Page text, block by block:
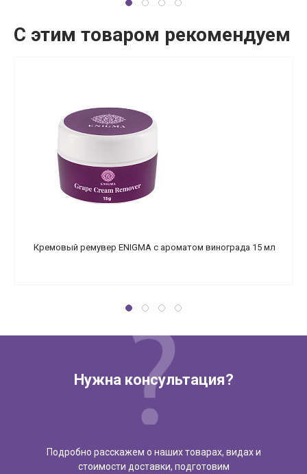
С этим товаром рекомендуем
Кремовый ремувер ENIGMA с ароматом винограда 15 мл
Нужна консультация?
Подробно расскажем о наших товарах, видах и
стоимости доставки, подготовим